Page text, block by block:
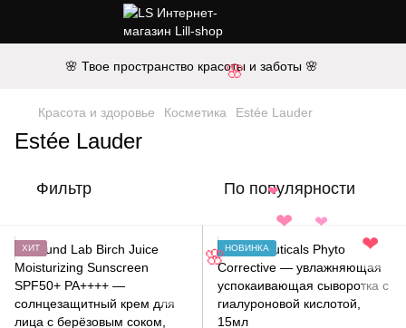
🌸 Твое пространство красоты и заботы 🌸
Красота и здоровье Косметика Estée Lauder
Estée Lauder
Фильтр По популярности
ХИТ НОВИНКА
🌸
❤
❤
❤
🌸
❤